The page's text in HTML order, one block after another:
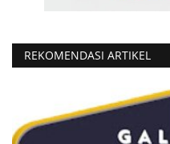
REKOMENDASI ARTIKEL